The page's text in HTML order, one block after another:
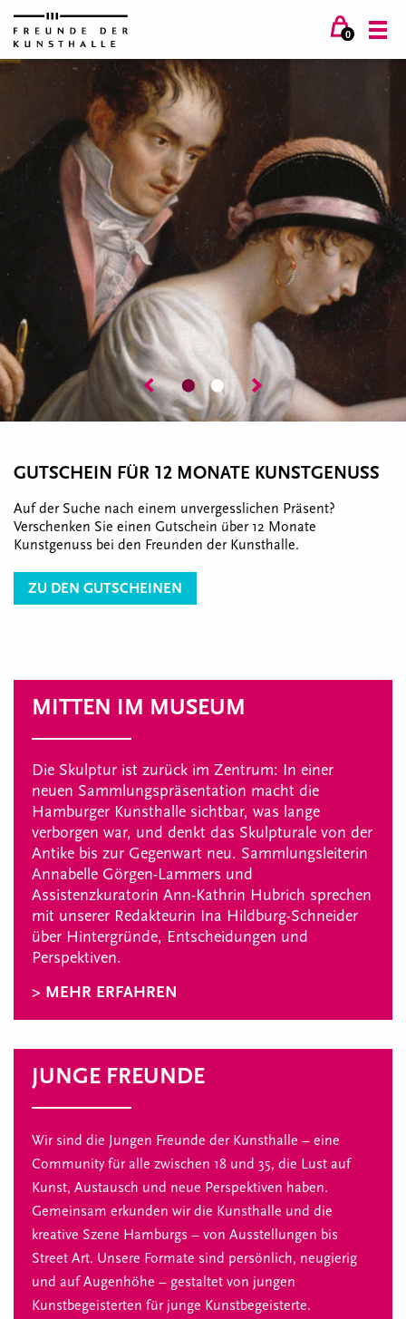
0
GUTSCHEIN FÜR 12 MONATE KUNSTGENUSS
Auf der Suche nach einem unvergesslichen Präsent?
Verschenken Sie einen Gutschein über 12 Monate
Kunstgenuss bei den Freunden der Kunsthalle.
ZU DEN GUTSCHEINEN
⬤ ⬤
MITTEN IM MUSEUM
Die Skulptur ist zurück im Zentrum: In einer
neuen Sammlungspräsentation macht die
Hamburger Kunsthalle sichtbar, was lange
verborgen war, und denkt das Skulpturale von der
Antike bis zur Gegenwart neu. Sammlungsleiterin
Annabelle Görgen-Lammers und
Assistenzkuratorin Ann-Kathrin Hubrich sprechen
mit unserer Redakteurin Ina Hildburg-Schneider
über Hintergründe, Entscheidungen und
Perspektiven.
> MEHR ERFAHREN
JUNGE FREUNDE
Wir sind die Jungen Freunde der Kunsthalle – eine
Community für alle zwischen 18 und 35, die Lust auf
Kunst, Austausch und neue Perspektiven haben.
Gemeinsam erkunden wir die Kunsthalle und die
kreative Szene Hamburgs – von Ausstellungen bis
Street Art. Unsere Formate sind persönlich, neugierig
und auf Augenhöhe – gestaltet von jungen
Kunstbegeisterten für junge Kunstbegeisterte.